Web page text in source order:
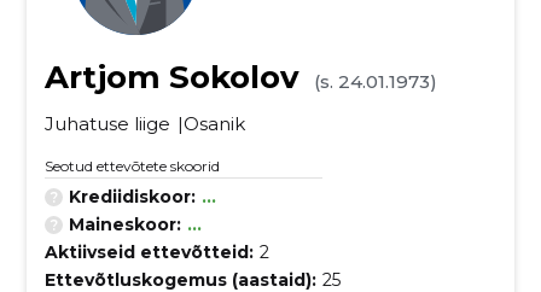
Artjom Sokolov
(s. 24.01.1973)
Juhatuse liige
Osanik
Seotud ettevõtete skoorid
Krediidiskoor: ...
Maineskoor: ...
Aktiivseid ettevõtteid: 2
Ettevõtluskogemus (aastaid): 25